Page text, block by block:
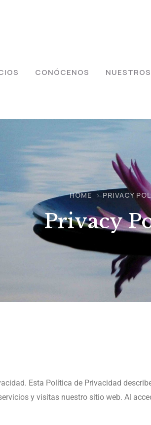
CONÓCENOS
HOME PRIVACY
Privacy
Esta Política de Privacidad
y visitas nuestro sitio web. Al